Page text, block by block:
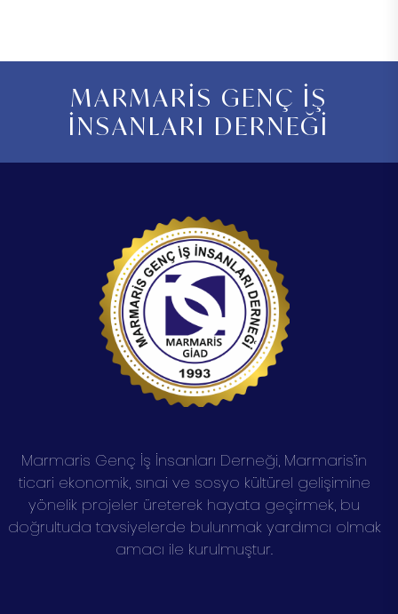
MARMARİS GENÇ İŞ
İNSANLARI DERNEĞİ
Marmaris Genç İş İnsanları Derneği, Marmaris’in
ticari ekonomik, sınai ve sosyo kültürel gelişimine
yönelik projeler üreterek hayata geçirmek, bu
doğrultuda tavsiyelerde bulunmak yardımcı olmak
amacı ile kurulmuştur.